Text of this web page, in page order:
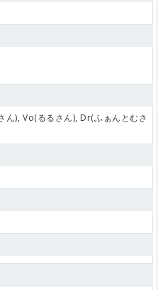
), Vo(るるさん), Dr(ふぁんとむさ